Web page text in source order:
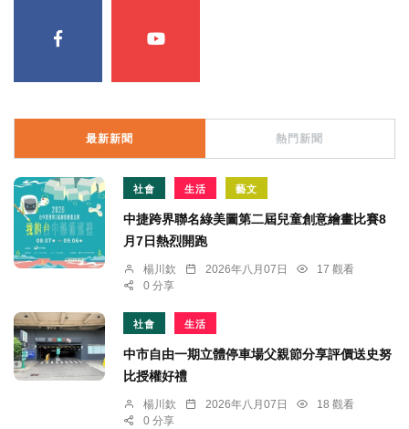
最新新聞 熱門新聞
社會 生活 藝文
中捷跨界聯名綠美圖第二屆兒童創意繪畫比賽8
月7日熱烈開跑
楊川欽 2026年八月07日
17 觀看
0 分享
社會 生活
中市自由一期立體停車場父親節分享評價送史努
比授權好禮
楊川欽 2026年八月07日
18 觀看
0 分享